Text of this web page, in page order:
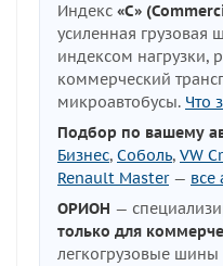
Индекс «C»
усиленная
индексом нагрузки,
коммерческий
микроавтобусы. Что
Подбор по вашему
Бизнес, Соболь, VW
Renault Master— все
ОРИОН —
только для
легкогрузовые шины